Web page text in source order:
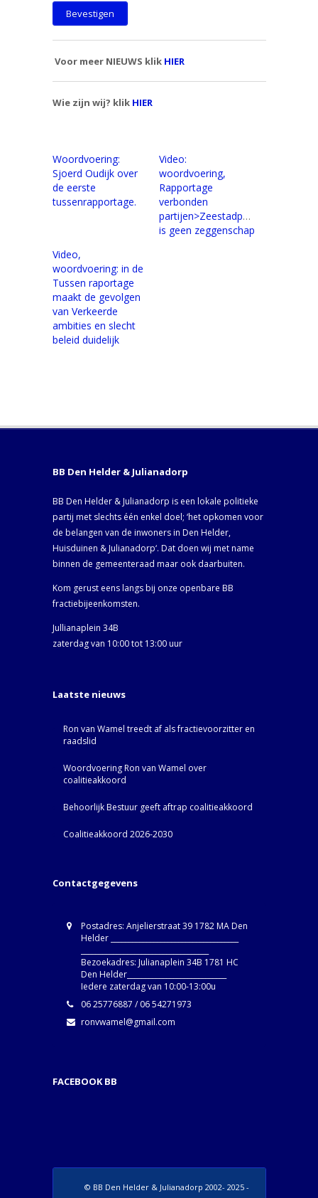
Voor meer NIEUWS klik HIER
Wie zijn wij? klik HIER
Woordvoering:
Sjoerd Oudijk over
de eerste
tussenrapportage.
Video:
woordvoering,
Rapportage
verbonden
partijen>Zeestadparticipatie
is geen zeggenschap
Video,
woordvoering: in de
Tussen raportage
maakt de gevolgen
van Verkeerde
ambities en slecht
beleid duidelijk
BB Den Helder & Julianadorp
BB Den Helder & Julianadorp is een lokale politieke
partij met slechts één enkel doel; ‘het opkomen voor
de belangen van de inwoners in Den Helder,
Huisduinen & Julianadorp‘. Dat doen wij met name
binnen de gemeenteraad maar ook daarbuiten.
Kom gerust eens langs bij onze openbare BB
fractiebijeenkomsten.
Jullianaplein 34B
zaterdag van 10:00 tot 13:00 uur
Laatste nieuws
Ron van Wamel treedt af als fractievoorzitter en
raadslid
Woordvoering Ron van Wamel over
coalitieakkoord
Behoorlijk Bestuur geeft aftrap coalitieakkoord
Coalitieakkoord 2026-2030
Contactgegevens
Postadres: Anjelierstraat 39 1782 MA Den
Helder ____________________________________
Bezoekadres: Julianaplein 34B 1781 HC
Den Helder____________________________
Iedere zaterdag van 10:00-13:00u
06 25776887 / 06 54271973
ronvwamel@gmail.com
FACEBOOK BB
© BB Den Helder & Julianadorp 2002- 2025 -